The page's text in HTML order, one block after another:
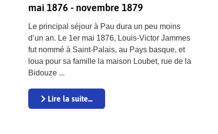
mai 1876 - novembre 1879
Le principal séjour à Pau dura un peu moins
d’un an. Le 1er mai 1876, Louis-Victor Jammes
fut nommé à Saint-Palais, au Pays basque, et
loua pour sa famille la maison Loubet, rue de la
Bidouze ...
Lire la suite...